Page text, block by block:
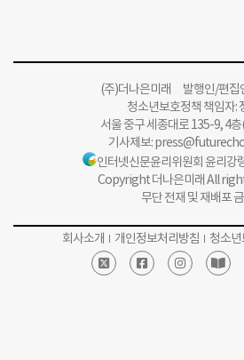
(주)더나은미래 발행인/편집
청소년보호정책 책임자:
서울 중구 세종대로 135-9, 4
기사제보:
인터넷신문윤리위원회 윤리강
Copyright 더나은미래 All
무단 전재 및 재배포
회사소개 개인정보처리방침 청소